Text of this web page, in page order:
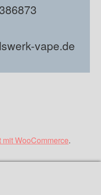
vape.de
mit WooCommerce.